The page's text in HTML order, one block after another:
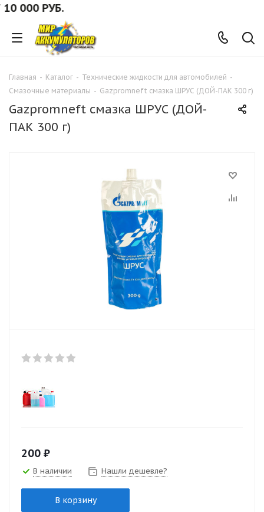
000 РУБ.
Главная - Каталог - Технические жидкости для автомобилей -
Смазочные материалы - Gazpromneft смазка ШРУС (ДОЙ-ПАК 300 г)
Gazpromneft смазка ШРУС (ДОЙ-
ПАК 300 г)
200 ₽
В наличии Нашли дешевле?
В корзину